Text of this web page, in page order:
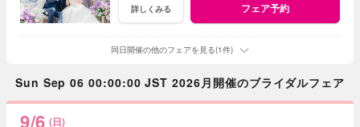
詳しくみる フェア予約
同日開催の他のフェアを見る(1件)
Sun Sep 06 00:00:00 JST 2026月開催のブライダルフェア
9/6 (日)